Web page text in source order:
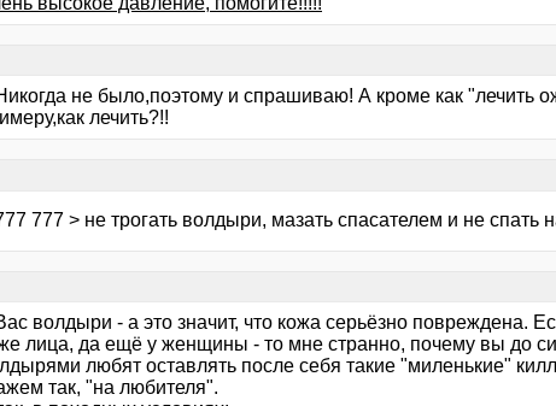
не было,поэтому и спрашиваю! А кроме как "лечить
лечить?!!
777 > не трогать волдыри, мазать спасателем и не спать
волдыри - а это значит, что кожа серьёзно повреждена.
лица, да ещё у женщины - то мне странно, почему вы до
любят оставлять после себя такие "миленькие"
так, "на любителя".